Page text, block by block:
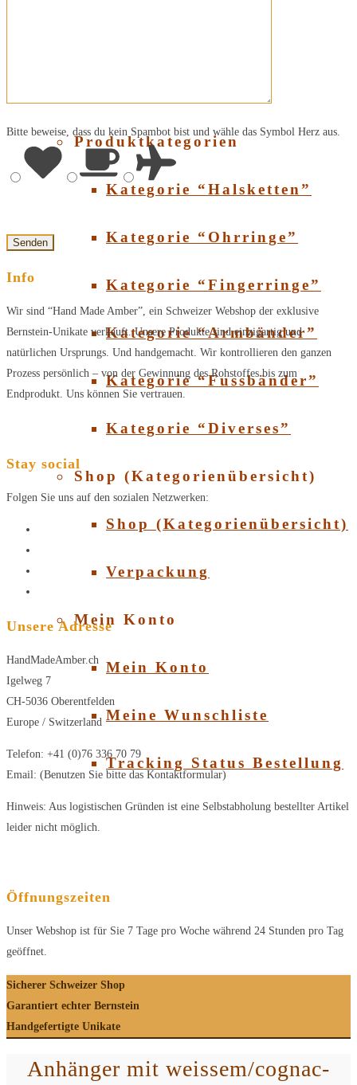
Produktkategorien
Kategorie “Halsketten”
Kategorie “Ohrringe”
Kategorie “Fingerringe”
Kategorie “Armbänder”
Kategorie “Fussbänder”
Kategorie “Diverses”
Shop (Kategorienübersicht)
Shop (Kategorienübersicht)
Verpackung
Mein Konto
Mein Konto
Meine Wunschliste
Tracking Status Bestellung
Bitte beweise, dass du kein Spambot bist und wähle das Symbol Herz aus.
Info
Wir sind “Hand Made Amber”, ein Schweizer Webshop der exklusive
Bernstein-Unikate verkauft. Unsere Produkte sind einzigartig und
natürlichen Ursprungs. Und handgemacht. Wir kontrollieren den ganzen
Prozess persönlich – von der Gewinnung des Rohstoffes bis zum
Endprodukt. Uns können Sie vertrauen.
Stay social
Folgen Sie uns auf den sozialen Netzwerken:
Unsere Adresse
HandMadeAmber.ch
Igelweg 7
CH-5036 Oberentfelden
Europe / Switzerland
Telefon: +41 (0)76 336 70 79
Email: (Benutzen Sie bitte das Kontaktformular)
Hinweis: Aus logistischen Gründen ist eine Selbstabholung bestellter Artikel
leider nicht möglich.
Öffnungszeiten
Unser Webshop ist für Sie 7 Tage pro Woche während 24 Stunden pro Tag
geöffnet.
Sicherer Schweizer Shop
Garantiert echter Bernstein
Handgefertigte Unikate
Anhänger mit weissem/cognac-